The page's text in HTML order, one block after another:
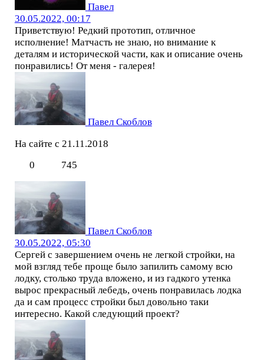
Павел
30.05.2022, 00:17
Приветствую! Редкий прототип, отличное
исполнение! Матчасть не знаю, но внимание к
деталям и исторической части, как и описание очень
понравились! От меня - галерея!
Павел Скоблов
На сайте с 21.11.2018
0
745
Павел Скоблов
30.05.2022, 05:30
Сергей с завершением очень не легкой стройки, на
мой взгляд тебе проще было запилить самому всю
лодку, столько труда вложено, и из гадкого утенка
вырос прекрасный лебедь, очень понравилась лодка
да и сам процесс стройки был довольно таки
интересно. Какой следующий проект?